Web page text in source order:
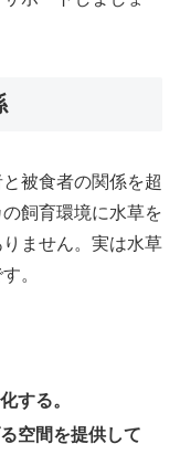
被食者の関係を超
飼育環境に水草を
ません。実は水草
。
する。
空間を提供して